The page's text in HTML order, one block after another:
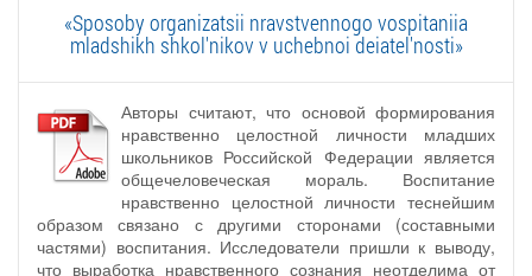
«Sposoby organizatsii nravstvennogo vospitaniia
mladshikh shkol'nikov v uchebnoi deiatel'nosti»
Авторы считают, что основой формирования
нравственно целостной личности младших
школьников Российской Федерации является
общечеловеческая мораль. Воспитание
нравственно целостной личности теснейшим
образом связано с другими сторонами (составными
частями) воспитания. Исследователи пришли к выводу,
что выработка нравственного сознания неотделима от